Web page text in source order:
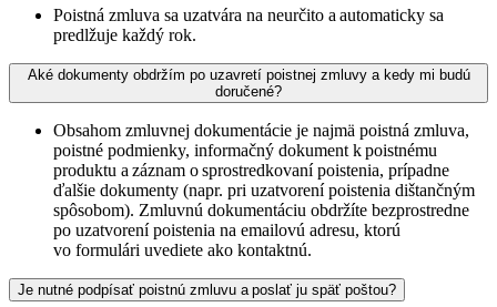
Poistná zmluva sa uzatvára na neurčito a automaticky sa
predlžuje každý rok.
Aké dokumenty obdržím po uzavretí poistnej zmluvy a kedy mi budú
doručené?
Obsahom zmluvnej dokumentácie je najmä poistná zmluva,
poistné podmienky, informačný dokument k poistnému
produktu a záznam o sprostredkovaní poistenia, prípadne
ďalšie dokumenty (napr. pri uzatvorení poistenia dištančným
spôsobom). Zmluvnú dokumentáciu obdržíte bezprostredne
po uzatvorení poistenia na emailovú adresu, ktorú
vo formulári uvediete ako kontaktnú.
Je nutné podpísať poistnú zmluvu a poslať ju späť poštou?